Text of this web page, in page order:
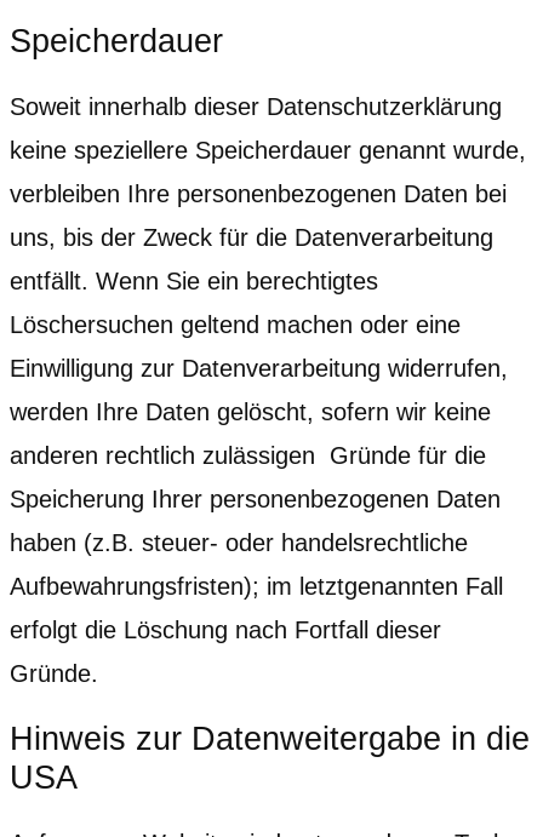
Speicherdauer
Soweit innerhalb dieser Datenschutzerklärung
keine speziellere Speicherdauer genannt wurde,
verbleiben Ihre personenbezogenen Daten bei
uns, bis der Zweck für die Datenverarbeitung
entfällt. Wenn Sie ein berechtigtes
Löschersuchen geltend machen oder eine
Einwilligung zur Datenverarbeitung widerrufen,
werden Ihre Daten gelöscht, sofern wir keine
anderen rechtlich zulässigen Gründe für die
Speicherung Ihrer personenbezogenen Daten
haben (z.B. steuer- oder handelsrechtliche
Aufbewahrungsfristen); im letztgenannten Fall
erfolgt die Löschung nach Fortfall dieser
Gründe.
Hinweis zur Datenweitergabe in die
USA